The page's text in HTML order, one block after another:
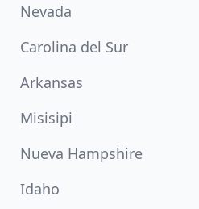
Nevada
Carolina del Sur
Arkansas
Misisipi
Nueva Hampshire
Idaho